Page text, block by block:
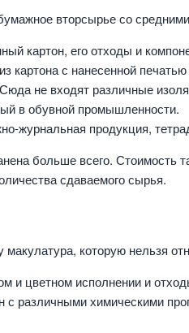
вторсырье со
картон, его отходы и
картона с нанесенной
не входят различные
в обувной промышленности.
журнальная продукция,
больше всего. Стоимость
сдаваемого сырья.
которую нельзя
и цветном исполнении и
с различными химическими